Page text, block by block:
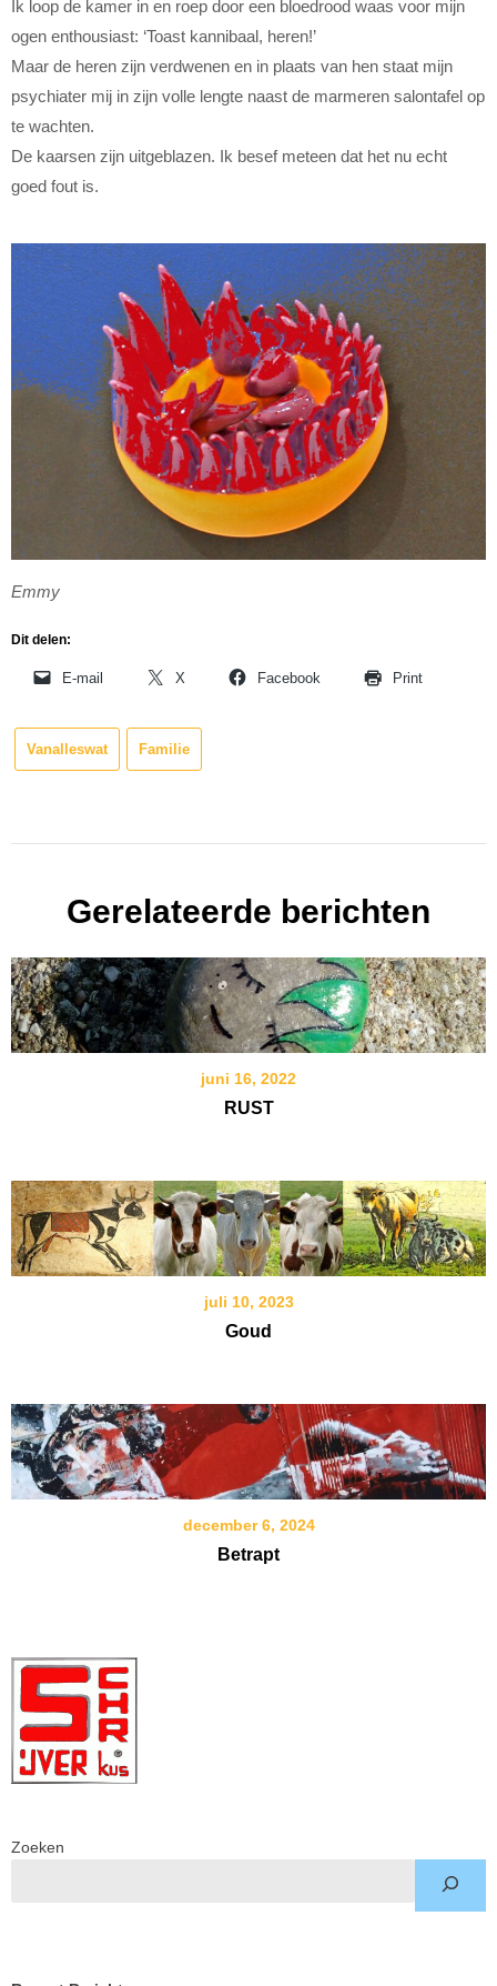
Ik loop de kamer in en roep door een bloedrood waas voor mijn
ogen enthousiast: ‘Toast kannibaal, heren!’
Maar de heren zijn verdwenen en in plaats van hen staat mijn
psychiater mij in zijn volle lengte naast de marmeren salontafel op
te wachten.
De kaarsen zijn uitgeblazen. Ik besef meteen dat het nu echt
goed fout is.
Emmy
Dit delen:
E-mail X Facebook Print
Vanalleswat Familie
Gerelateerde berichten
juni 16, 2022
RUST
juli 10, 2023
Goud
december 6, 2024
Betrapt
Zoeken